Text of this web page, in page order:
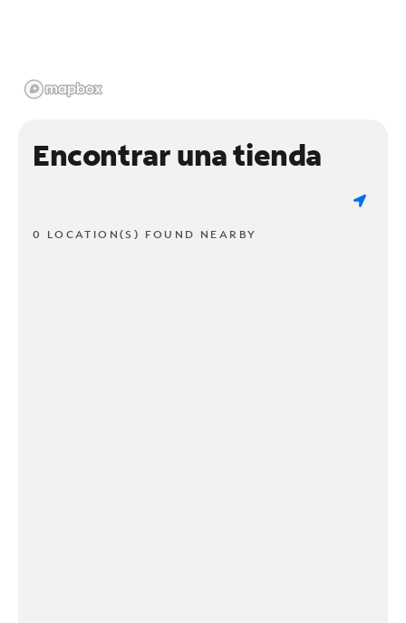
Encontrar una tienda
0 LOCATION(S) FOUND NEARBY